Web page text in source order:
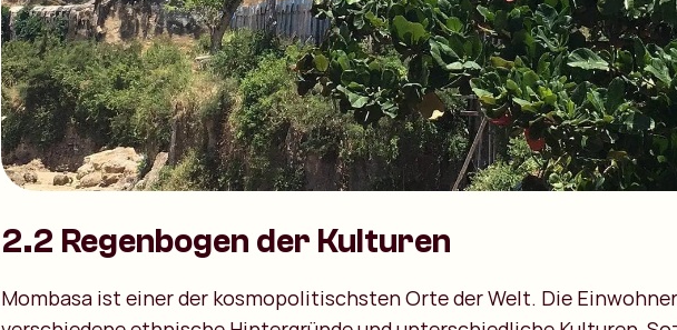
2.2 Regenbogen der Kulturen
Mombasa ist einer der kosmopolitischsten Orte der Welt. Die